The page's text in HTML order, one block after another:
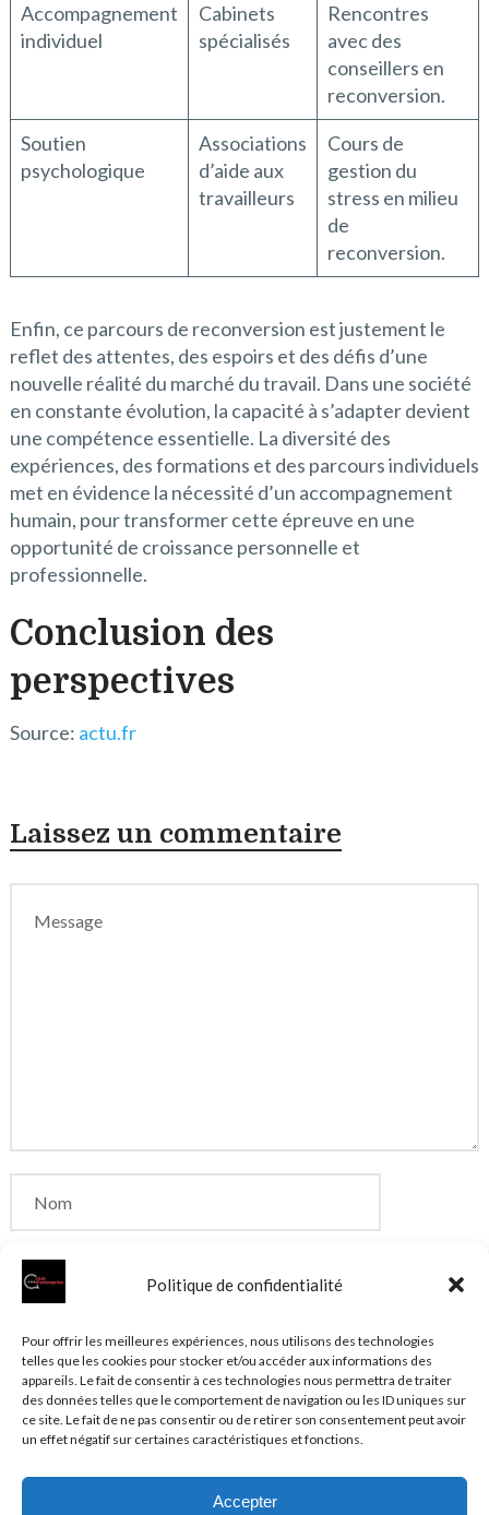
Politique de confidentialité
Pour offrir les meilleures expériences, nous utilisons des technologies
telles que les cookies pour stocker et/ou accéder aux informations des
appareils. Le fait de consentir à ces technologies nous permettra de traiter
des données telles que le comportement de navigation ou les ID uniques sur
ce site. Le fait de ne pas consentir ou de retirer son consentement peut avoir
un effet négatif sur certaines caractéristiques et fonctions.
Accepter
Accompagnement
individuel
Cabinets
spécialisés
Rencontres
avec des
conseillers en
reconversion.
Soutien
psychologique
Associations
d’aide aux
travailleurs
Cours de
gestion du
stress en milieu
de
reconversion.
Enfin, ce parcours de reconversion est justement le
reflet des attentes, des espoirs et des défis d’une
nouvelle réalité du marché du travail. Dans une société
en constante évolution, la capacité à s’adapter devient
une compétence essentielle. La diversité des
expériences, des formations et des parcours individuels
met en évidence la nécessité d’un accompagnement
humain, pour transformer cette épreuve en une
opportunité de croissance personnelle et
professionnelle.
Conclusion des
perspectives
Source: actu.fr
Laissez un commentaire
Enregistrer mon nom, mon e-mail et mon site dans
le navigateur pour mon prochain commentaire.